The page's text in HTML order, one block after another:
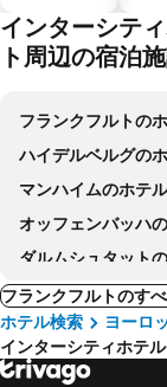
インターシテ
ト周辺の宿泊
フランクフルトの
ハイデルベルグの
マンハイムのホテル
オッフェンバッハ
ダルムシュタット
フランクフルトのす
ホテル検索
ヨーロ
インターシティホテ